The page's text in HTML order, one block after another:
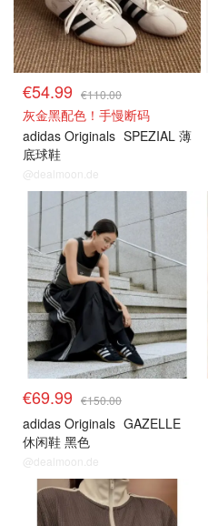
€54.99 €110.00
灰金黑配色！手慢断码
adidas Originals SPEZIAL 薄
底球鞋
@dealmoon.de
€69.99 €150.00
adidas Originals GAZELLE
休闲鞋 黑色
@dealmoon.de